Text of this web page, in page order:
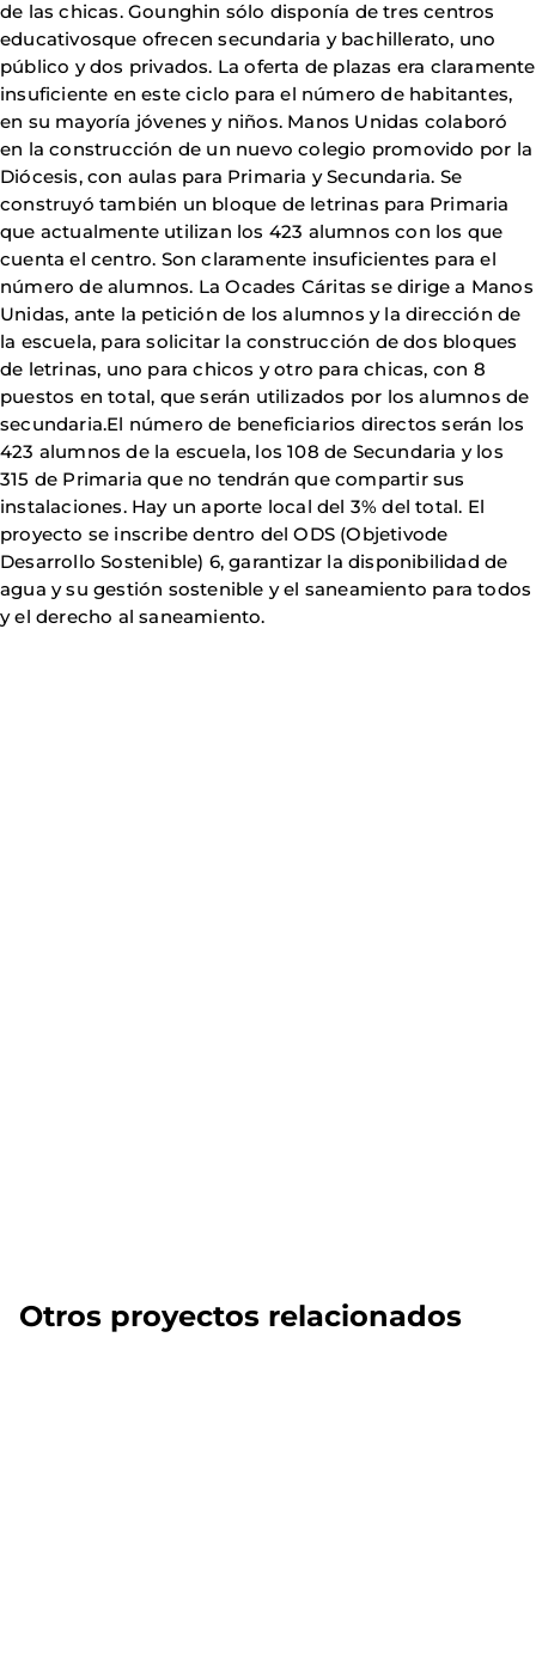
de las chicas. Gounghin sólo disponía de tres centros
educativosque ofrecen secundaria y bachillerato, uno
público y dos privados. La oferta de plazas era claramente
insuficiente en este ciclo para el número de habitantes,
en su mayoría jóvenes y niños. Manos Unidas colaboró
en la construcción de un nuevo colegio promovido por la
Diócesis, con aulas para Primaria y Secundaria. Se
construyó también un bloque de letrinas para Primaria
que actualmente utilizan los 423 alumnos con los que
cuenta el centro. Son claramente insuficientes para el
número de alumnos. La Ocades Cáritas se dirige a Manos
Unidas, ante la petición de los alumnos y la dirección de
la escuela, para solicitar la construcción de dos bloques
de letrinas, uno para chicos y otro para chicas, con 8
puestos en total, que serán utilizados por los alumnos de
secundaria.El número de beneficiarios directos serán los
423 alumnos de la escuela, los 108 de Secundaria y los
315 de Primaria que no tendrán que compartir sus
instalaciones. Hay un aporte local del 3% del total. El
proyecto se inscribe dentro del ODS (Objetivode
Desarrollo Sostenible) 6, garantizar la disponibilidad de
agua y su gestión sostenible y el saneamiento para todos
y el derecho al saneamiento.
Otros proyectos relacionados